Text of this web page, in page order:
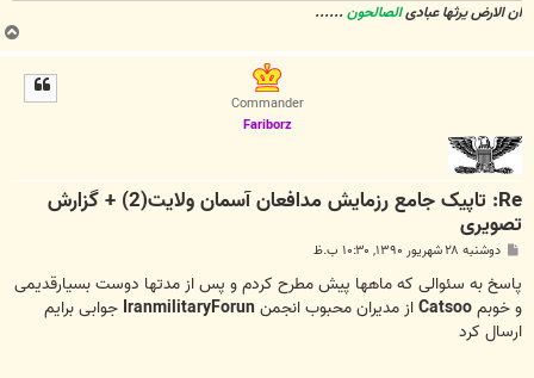
ان الارض یرثها عبادیالصالحون ......
Commander
Fariborz
Re: تاپیک جامع رزمایش مدافعان آسمان ولايت(2) + گزارش
تصویری
ت
دوشنبه ۲۸ شهریور ۱۳۹۰, ۱۰:۳۰ ب.ظ
پاسخ به سئوالی که ماهها پيش مطرح کردم و پس از مدتها دوست بسيارقديمی
و خوبمCatsooاز مديران محبوب انجمن IranmilitaryForun جوابی برايم
ارسال کرد